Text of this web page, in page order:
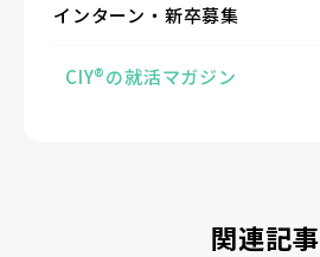
インターン・新卒募集
CIY®の就活マガジン
関連記事